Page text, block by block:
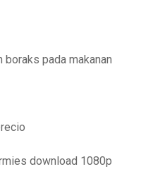
boraks pada makanan
download 1080p